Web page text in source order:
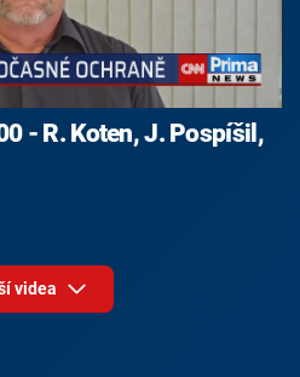
- R. Koten, J. Pospíšil,
videa